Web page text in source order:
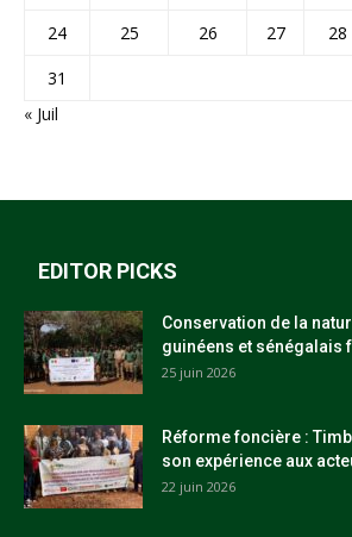
24
25 26 27 28
31
« Juil
EDITOR PICKS
Conservation de la
guinéens et sénégalais
25 juin 2026
Réforme foncière :
son expérience aux
22 juin 2026